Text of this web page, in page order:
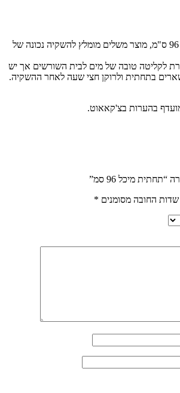
תחתית מתאימה למיכל 96 ס"מ, מוצר משלים מומלץ להשקיה נכונה של
לקליטה טובה של מים לבית השורשים אך יש
בתחתית ולרוקן חצי שעה לאחר ההשקיה.
בהערות בצ'קאאוט.
מיכל 96 סמ”
שדות החובה מסומנים *